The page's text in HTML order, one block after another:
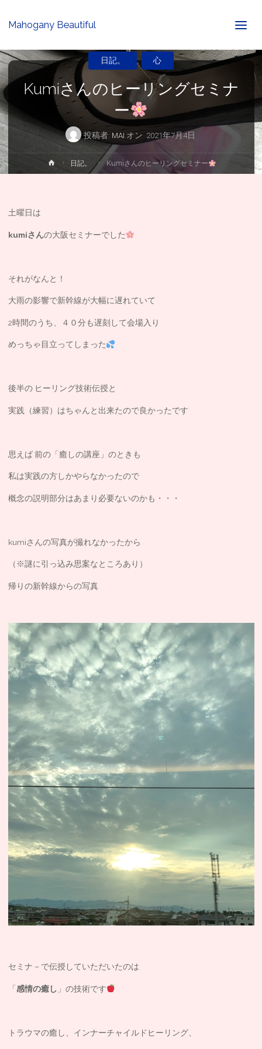
Mahogany Beautiful
Kumiさんのヒーリングセミナ
ー
投稿者: MAI オン 2021年7月4日
日記。 心
ホ
ー
日記。 Kumiさんのヒーリングセミナー
土曜日は
kumiさんの大阪セミナーでした
それがなんと！
大雨の影響で新幹線が大幅に遅れていて
2時間のうち、４０分も遅刻して会場入り
めっちゃ目立ってしまった
後半の ヒーリング技術伝授と
実践（練習）はちゃんと出来たので良かったです
思えば 前の「癒しの講座」のときも
私は実践の方しかやらなかったので
概念の説明部分はあまり必要ないのかも・・・
kumiさんの写真が撮れなかったから
（※謎に引っ込み思案なところあり）
帰りの新幹線からの写真
セミナ－で伝授していただいたのは
「 感情の癒し 」の技術です
トラウマの癒し、インナーチャイルドヒーリング、